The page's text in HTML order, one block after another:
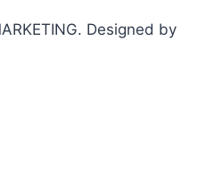
Designed by